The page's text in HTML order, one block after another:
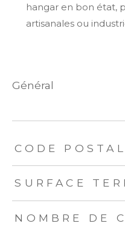
hangar en bon état,
artisanales ou
général
CODE POSTAL
SURFACE
NOMBRE DE